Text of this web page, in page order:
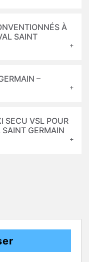
À
SAINT
–
SECU VSL POUR
GERMAIN